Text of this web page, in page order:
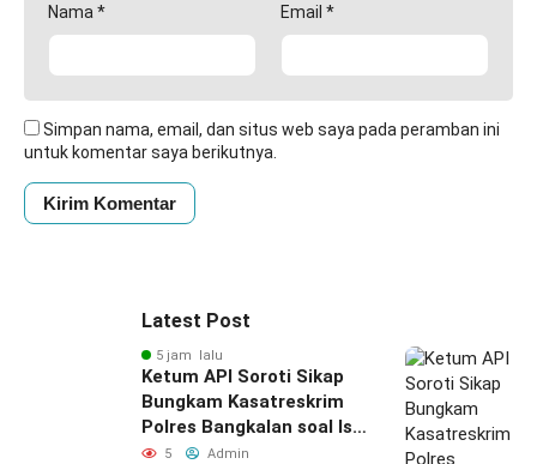
Nama * Email *
Simpan nama, email, dan situs web saya pada peramban ini
untuk komentar saya berikutnya.
Latest Post
5 jam lalu
Ketum API Soroti Sikap
Bungkam Kasatreskrim
Polres Bangkalan soal Isu
“Atensi Bulanan” Rokok
5 Admin